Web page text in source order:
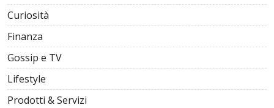
Curiosità
Finanza
Gossip e TV
Lifestyle
Prodotti & Servizi